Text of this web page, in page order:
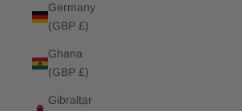
Germany
(GBP £)
Ghana
(GBP £)
Gibraltar